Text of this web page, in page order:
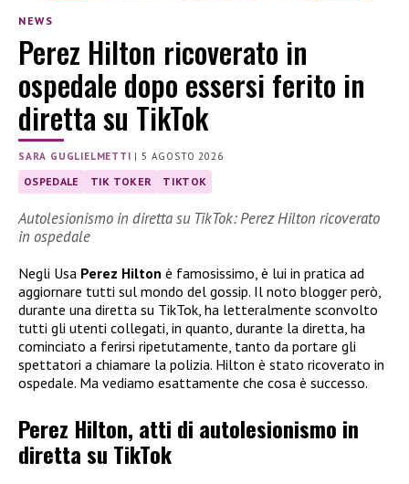
NEWS
Perez Hilton ricoverato in
ospedale dopo essersi ferito in
diretta su TikTok
SARA GUGLIELMETTI |5 AGOSTO 2026
OSPEDALE TIK TOKER TIKTOK
Autolesionismo in diretta su TikTok: Perez Hilton ricoverato
in ospedale
Negli Usa Perez Hilton è famosissimo, è lui in pratica ad
aggiornare tutti sul mondo del gossip. Il noto blogger però,
durante una diretta su TikTok, ha letteralmente sconvolto
tutti gli utenti collegati, in quanto, durante la diretta, ha
cominciato a ferirsi ripetutamente, tanto da portare gli
spettatori a chiamare la polizia. Hilton è stato ricoverato in
ospedale. Ma vediamo esattamente che cosa è successo.
Perez Hilton, atti di autolesionismo in
diretta su TikTok